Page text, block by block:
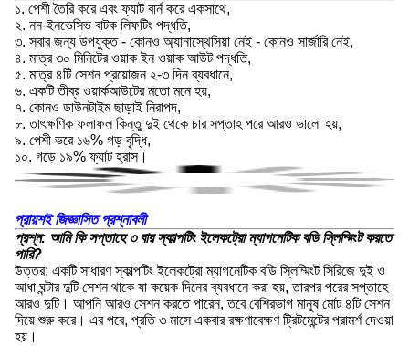
১. পেশী তৈরি করে এবং ফ্যাট বার্ন করে একসাথে,
২. নন-ইনভেসিভ বাটক লিফটিং পদ্ধতি,
৩. সবার জন্য উপযুক্ত - কোনও অ্যানাস্থেসিয়া নেই - কোনও সার্জারি নেই,
৪. মাত্র ৩০ মিনিটের ওয়াক ইন ওয়াক আউট পদ্ধতি,
৫. মাত্র ৪টি সেশন প্রয়োজন ২-৩ দিন ব্যবধানে,
৬. একটি তীব্র ওয়ার্কআউটের মতো মনে হয়,
৭. কোনও ডাউনটাইম ছাড়াই নিরাপদ,
৮. তাৎক্ষণিক ফলাফল কিন্তু দুই থেকে চার সপ্তাহ পরে আরও ভালো হয়,
৯. পেশী ভরে ১৬% গড় বৃদ্ধি,
১০. গড়ে ১৯% ফ্যাট হ্রাস।
প্রায়শই জিজ্ঞাসিত প্রশ্নাবলী
প্রশ্ন: আমি কি সপ্তাহে ৩ বার স্কাল্পটিং ইলেকট্রো ম্যাগনেটিক বডি স্লিম্মিংট করতে
পারি?
উত্তর: একটি সাধারণ স্কাল্পটিং ইলেকট্রো ম্যাগনেটিক বডি স্লিম্মিংট সিরিজে দুই ও
আধা ঘন্টার দুটি সেশন থাকে যা কয়েক দিনের ব্যবধানে করা হয়, তারপর পরের সপ্তাহে
আরও দুটি। আপনি আরও সেশন করতে পারেন, তবে বেশিরভাগ মানুষ মোট ৪টি সেশন
দিয়ে শুরু করে। এর পরে, প্রতি ৩ মাসে একবার রক্ষণাবেক্ষণ ট্রিটমেন্টের পরামর্শ দেওয়া
হয়।